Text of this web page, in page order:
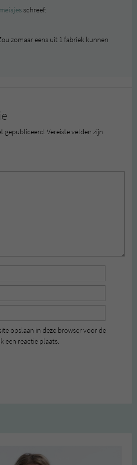
schreef:
zomaar eens uit 1 fabriek kunnen
gepubliceerd. Vereiste velden zijn
opslaan in deze browser voor de
een reactie plaats.